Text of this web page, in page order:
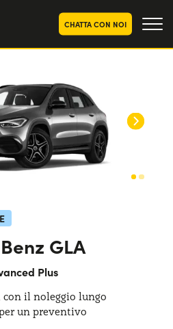
CHATTA CON NOI
LUNGO TERMINE
UN PAESE
GLA
Plus
con il noleggio lungo
un preventivo